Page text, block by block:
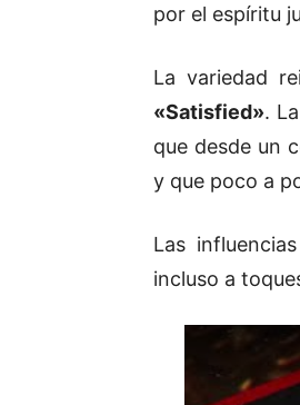
por el espíritu
La variedad
«Satisfied».
que desde un
y que poco a
Las
incluso a